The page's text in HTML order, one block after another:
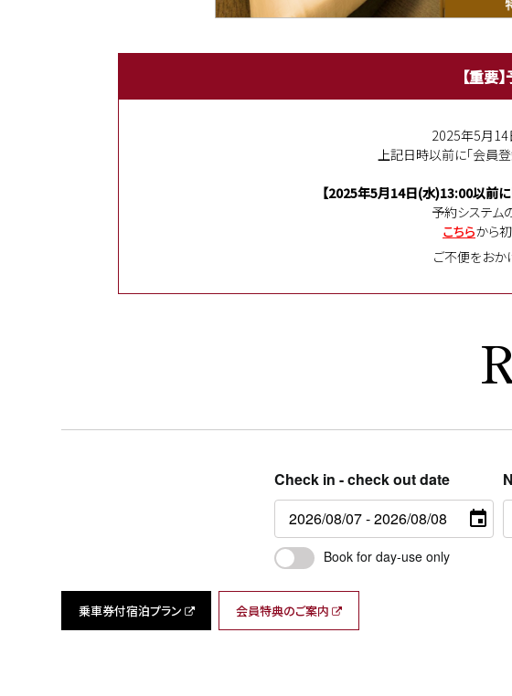
【重要
2025年5月14
上記日時以前に「会員登
【2025年5月14日(水)13:00以前に
予約システム
こちらから
ご不便をおか
Check in - check out date
Book for day-use only
乗車券付宿泊プラン 会員特典のご案内